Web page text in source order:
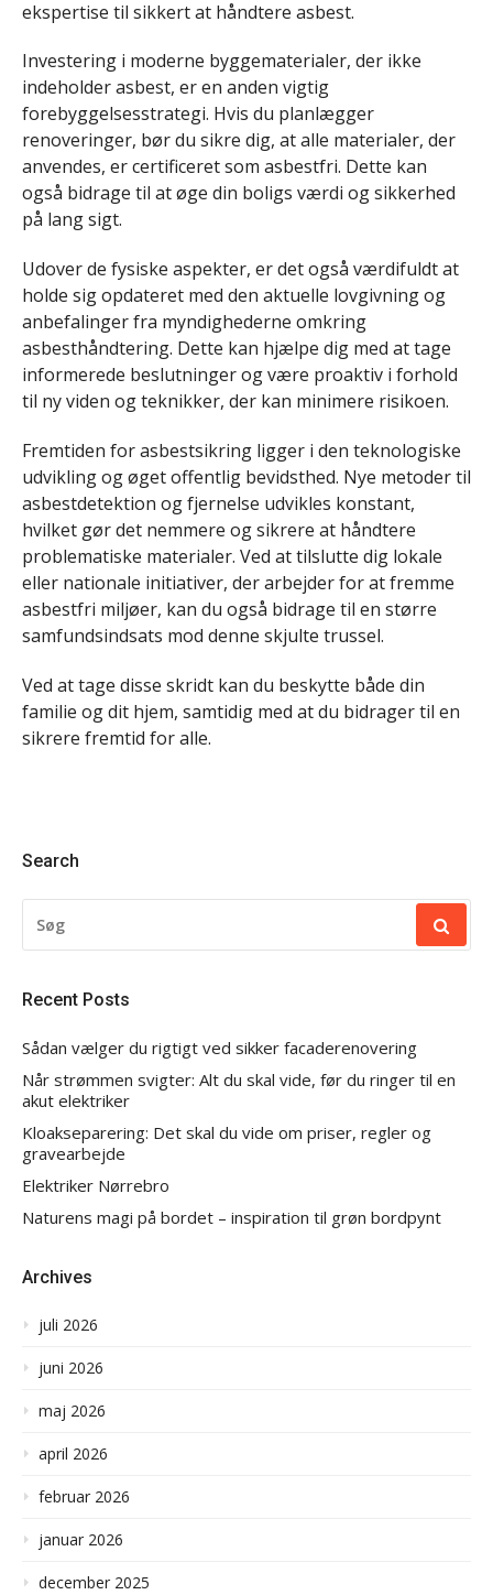
ekspertise til sikkert at håndtere asbest.
Investering i moderne byggematerialer, der ikke
indeholder asbest, er en anden vigtig
forebyggelsesstrategi. Hvis du planlægger
renoveringer, bør du sikre dig, at alle materialer, der
anvendes, er certificeret som asbestfri. Dette kan
også bidrage til at øge din boligs værdi og sikkerhed
på lang sigt.
Udover de fysiske aspekter, er det også værdifuldt at
holde sig opdateret med den aktuelle lovgivning og
anbefalinger fra myndighederne omkring
asbesthåndtering. Dette kan hjælpe dig med at tage
informerede beslutninger og være proaktiv i forhold
til ny viden og teknikker, der kan minimere risikoen.
Fremtiden for asbestsikring ligger i den teknologiske
udvikling og øget offentlig bevidsthed. Nye metoder til
asbestdetektion og fjernelse udvikles konstant,
hvilket gør det nemmere og sikrere at håndtere
problematiske materialer. Ved at tilslutte dig lokale
eller nationale initiativer, der arbejder for at fremme
asbestfri miljøer, kan du også bidrage til en større
samfundsindsats mod denne skjulte trussel.
Ved at tage disse skridt kan du beskytte både din
familie og dit hjem, samtidig med at du bidrager til en
sikrere fremtid for alle.
Search
EFTER:
Recent Posts
Sådan vælger du rigtigt ved sikker facaderenovering
Når strømmen svigter: Alt du skal vide, før du ringer til en
akut elektriker
Kloakseparering: Det skal du vide om priser, regler og
gravearbejde
Elektriker Nørrebro
Naturens magi på bordet – inspiration til grøn bordpynt
Archives
juli 2026
juni 2026
maj 2026
april 2026
februar 2026
januar 2026
december 2025